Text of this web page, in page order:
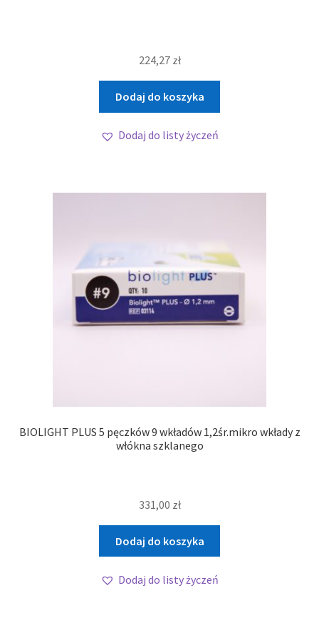
224,27 zł
Dodaj do koszyka
Dodaj do listy życzeń
BIOLIGHT PLUS 5 pęczków 9 wkładów 1,2śr.mikro wkłady z
włókna szklanego
331,00 zł
Dodaj do koszyka
Dodaj do listy życzeń